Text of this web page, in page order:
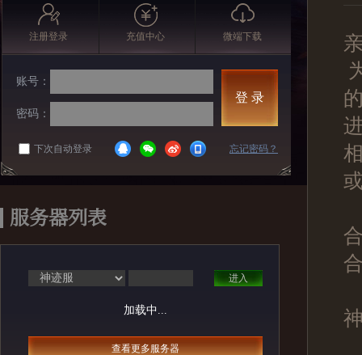
注册登录 充值中心 微端下载
账号：
密码：
登 录
下次自动登录 忘记密码？
服务器列表
进入
加载中...
查看更多服务器